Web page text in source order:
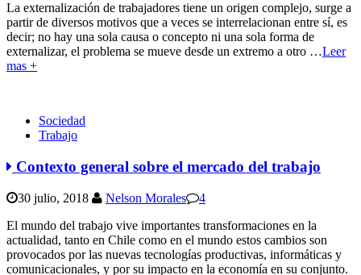
La externalización de trabajadores tiene un origen complejo, surge a
partir de diversos motivos que a veces se interrelacionan entre sí, es
decir; no hay una sola causa o concepto ni una sola forma de
externalizar, el problema se mueve desde un extremo a otro …Leer
mas +
Sociedad
Trabajo
Contexto general sobre el mercado del trabajo
30 julio, 2018 Nelson Morales
4
El mundo del trabajo vive importantes transformaciones en la
actualidad, tanto en Chile como en el mundo estos cambios son
provocados por las nuevas tecnologías productivas, informáticas y
comunicacionales, y por su impacto en la economía en su conjunto.